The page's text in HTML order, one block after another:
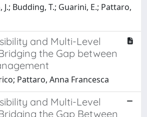
J.; Budding, T.; Guarini, E.; Pattaro,
and Multi-Level
the Gap between
Pattaro, Anna Francesca
and Multi-Level
the Gap Between